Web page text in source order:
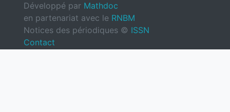
Développé par Mathdoc
en partenariat avec le RNBM
Notices des périodiques © ISSN
Contact